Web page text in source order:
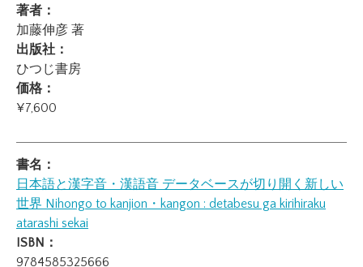
著者：
加藤伸彦 著
出版社：
ひつじ書房
価格：
¥7,600
書名：
日本語と漢字音・漢語音 データベースが切り開く新しい
世界 Nihongo to kanjion・kangon : detabesu ga kirihiraku
atarashi sekai
ISBN：
9784585325666